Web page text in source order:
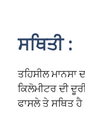
ਸਥਿਤੀ :
ਤਹਿਸੀਲ ਮਾਨਸਾ
ਕਿਲੋਮੀਟਰ ਦੀ
ਫਾਸਲੇ ਤੇ ਸਥਿਤ